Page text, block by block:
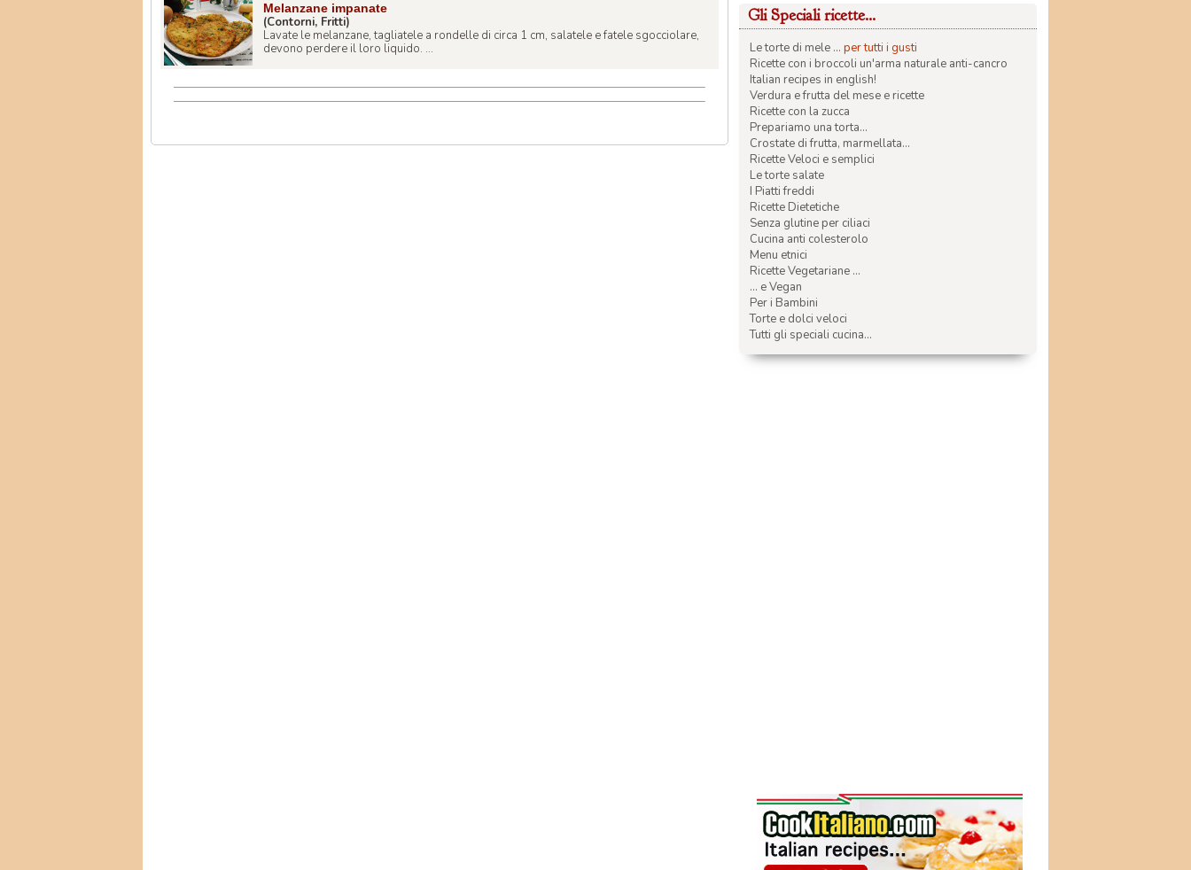
Melanzane impanate
(Contorni, Fritti)
Lavate le melanzane, tagliatele a rondelle di circa 1 cm, salatele e fatele sgocciolare,
devono perdere il loro liquido. ...
Gli Speciali ricette...
Le torte di mele ... per tutti i gusti
Ricette con i broccoli un'arma naturale anti-cancro
Italian recipes in english!
Verdura e frutta del mese e ricette
Ricette con la zucca
Prepariamo una torta...
Crostate di frutta, marmellata...
Ricette Veloci e semplici
Le torte salate
I Piatti freddi
Ricette Dietetiche
Senza glutine per ciliaci
Cucina anti colesterolo
Menu etnici
Ricette Vegetariane ...
... e Vegan
Per i Bambini
Torte e dolci veloci
Tutti gli speciali cucina...